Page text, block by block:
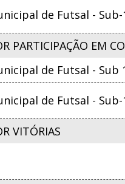
de Futsal - Sub-
PARTICIPAÇÃO EM
de Futsal - Sub
de Futsal - Sub-
VITÓRIAS